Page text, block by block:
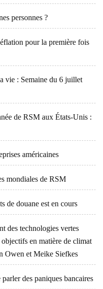
personnes ?
pour la première fois
vie : Semaine du 6 juillet
de RSM aux États-Unis :
américaines
mondiales de RSM
de douane est en cours
des technologies vertes
en matière de climat
Owen et Meike Siefkes
des paniques bancaires